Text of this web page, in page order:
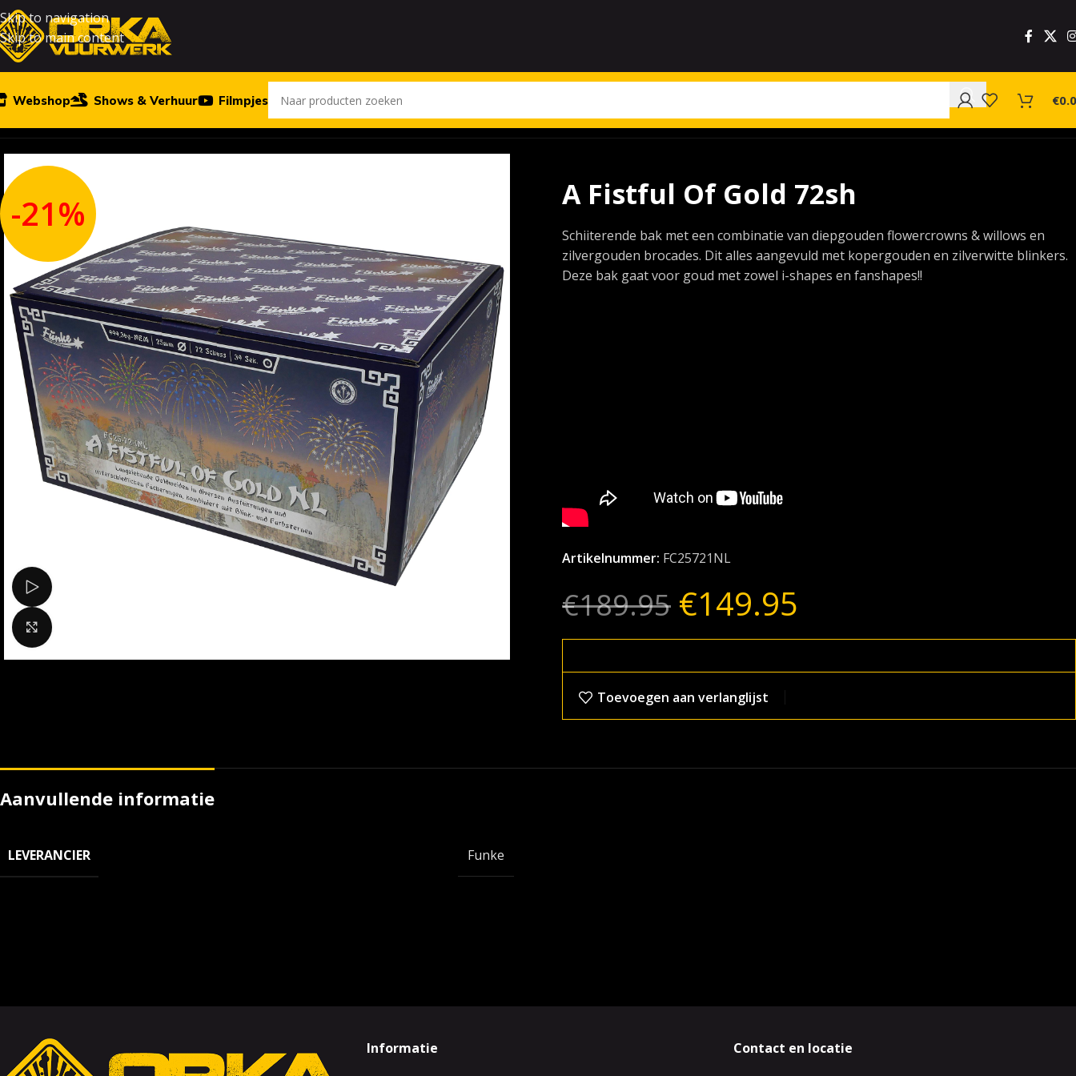
Skip to navigation
Skip to main content
Webshop Shows & Verhuur Filmpjes €
-21% A Fistful Of Gold 72sh
Schiiterende bak met een combinatie van diepgouden flowercrowns & willows en
zilvergouden brocades. Dit alles aangevuld met kopergouden en zilverwitte blinkers.
Deze bak gaat voor goud met zowel i-shapes en fanshapes!!
Artikelnummer: FC25721NL
€189.95 €149.95
Toevoegen aan verlanglijst
Aanvullende informatie
LEVERANCIER Funke
Informatie
Contact en locatie